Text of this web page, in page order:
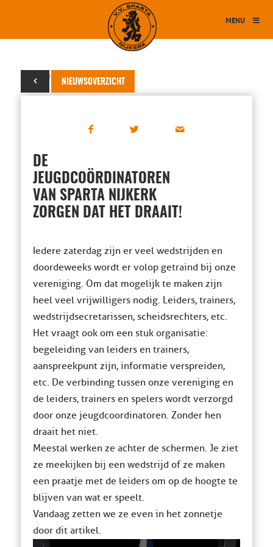
MENU
NIEUWSOVERZICHT
27 november 2013
DE
JEUGDCOÖRDINATOREN
VAN SPARTA NIJKERK
ZORGEN DAT HET DRAAIT!
Iedere zaterdag zijn er veel wedstrijden en
doordeweeks wordt er volop getraind bij onze
vereniging. Om dat mogelijk te maken zijn
heel veel vrijwilligers nodig. Leiders, trainers,
wedstrijdsecretarissen, scheidsrechters, etc.
Het vraagt ook om een stuk organisatie:
begeleiding van leiders en trainers,
aanspreekpunt zijn, informatie verspreiden,
etc. De verbinding tussen onze vereniging en
de leiders, trainers en spelers wordt verzorgd
door onze jeugdcoordinatoren. Zonder hen
draait het niet.
Meestal werken ze achter de schermen. Je ziet
ze meekijken bij een wedstrijd of ze maken
een praatje met de leiders om op de hoogte te
blijven van wat er speelt.
Vandaag zetten we ze even in het zonnetje
door dit artikel.